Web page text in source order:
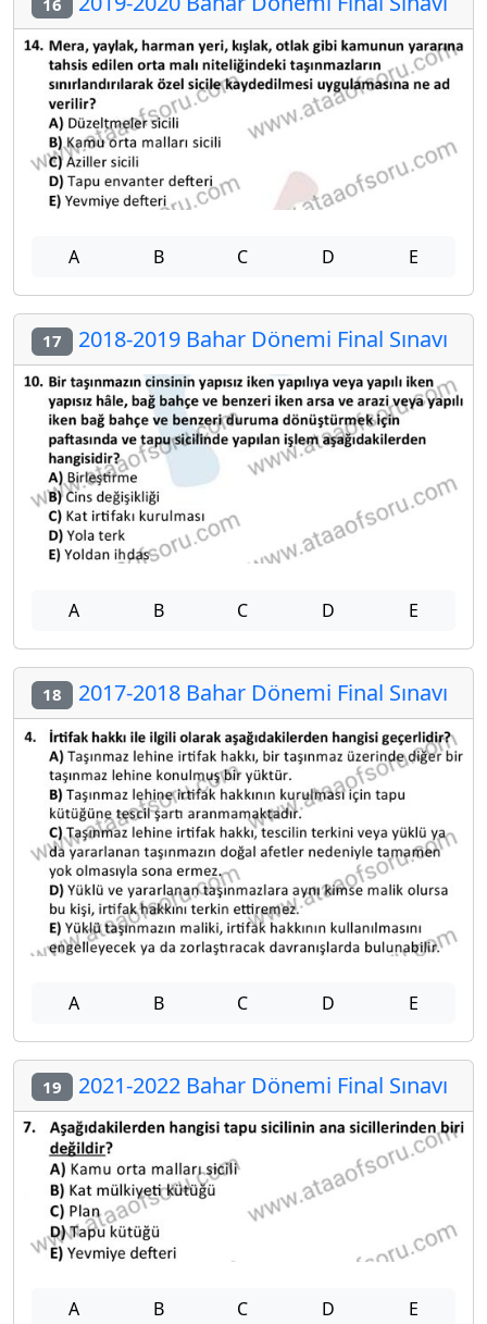
16
A B C D E
17 2018-2019 Bahar Dönemi Final Sınavı
A B C D E
18 2017-2018 Bahar Dönemi Final Sınavı
A B C D E
19 2021-2022 Bahar Dönemi Final Sınavı
A B C D E